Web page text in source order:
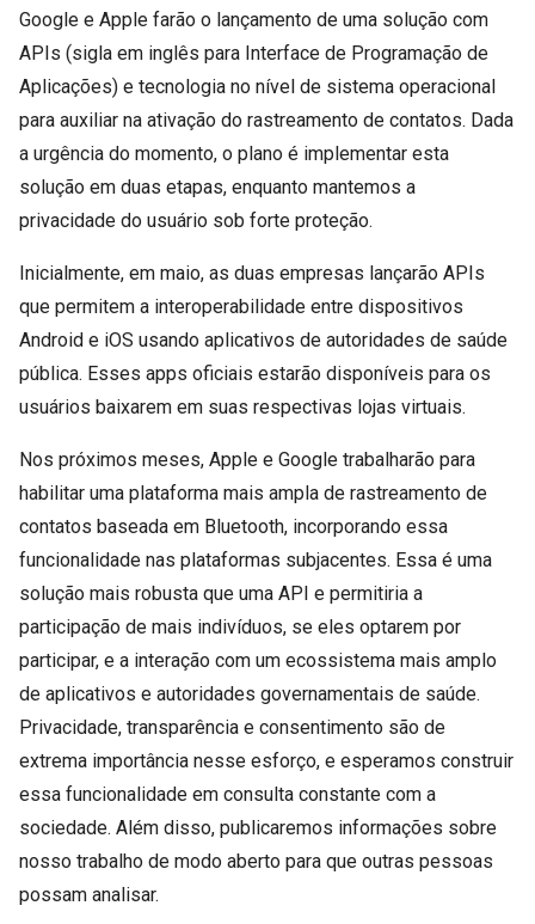
Google e Apple farão o lançamento de uma solução com
APIs (sigla em inglês para Interface de Programação de
Aplicações) e tecnologia no nível de sistema operacional
para auxiliar na ativação do rastreamento de contatos. Dada
a urgência do momento, o plano é implementar esta
solução em duas etapas, enquanto mantemos a
privacidade do usuário sob forte proteção.
Inicialmente, em maio, as duas empresas lançarão APIs
que permitem a interoperabilidade entre dispositivos
Android e iOS usando aplicativos de autoridades de saúde
pública. Esses apps oficiais estarão disponíveis para os
usuários baixarem em suas respectivas lojas virtuais.
Nos próximos meses, Apple e Google trabalharão para
habilitar uma plataforma mais ampla de rastreamento de
contatos baseada em Bluetooth, incorporando essa
funcionalidade nas plataformas subjacentes. Essa é uma
solução mais robusta que uma API e permitiria a
participação de mais indivíduos, se eles optarem por
participar, e a interação com um ecossistema mais amplo
de aplicativos e autoridades governamentais de saúde.
Privacidade, transparência e consentimento são de
extrema importância nesse esforço, e esperamos construir
essa funcionalidade em consulta constante com a
sociedade. Além disso, publicaremos informações sobre
nosso trabalho de modo aberto para que outras pessoas
possam analisar.